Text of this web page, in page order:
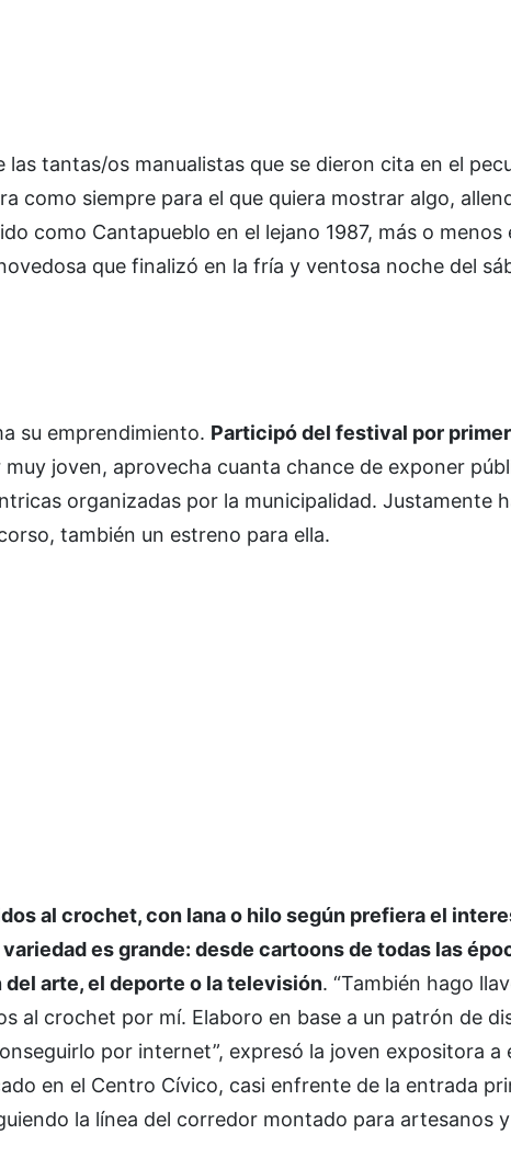
las tantas/os manualistas que se dieron cita en el
como siempre para el que quiera mostrar algo,
como Cantapueblo en el lejano 1987, más o
que finalizó en la fría y ventosa noche del
su emprendimiento. Participó del festival por
muy joven, aprovecha cuanta chance de exponer
organizadas por la municipalidad. Justamente
también un estreno para ella.
al crochet, con lana o hilo según prefiera el
es grande: desde cartoons de todas las
arte, el deporte o la televisión. “También hago
al crochet por mí. Elaboro en base a un patrón de
por internet”, expresó la joven expositora
en el Centro Cívico, casi enfrente de la entrada
la línea del corredor montado para artesanos